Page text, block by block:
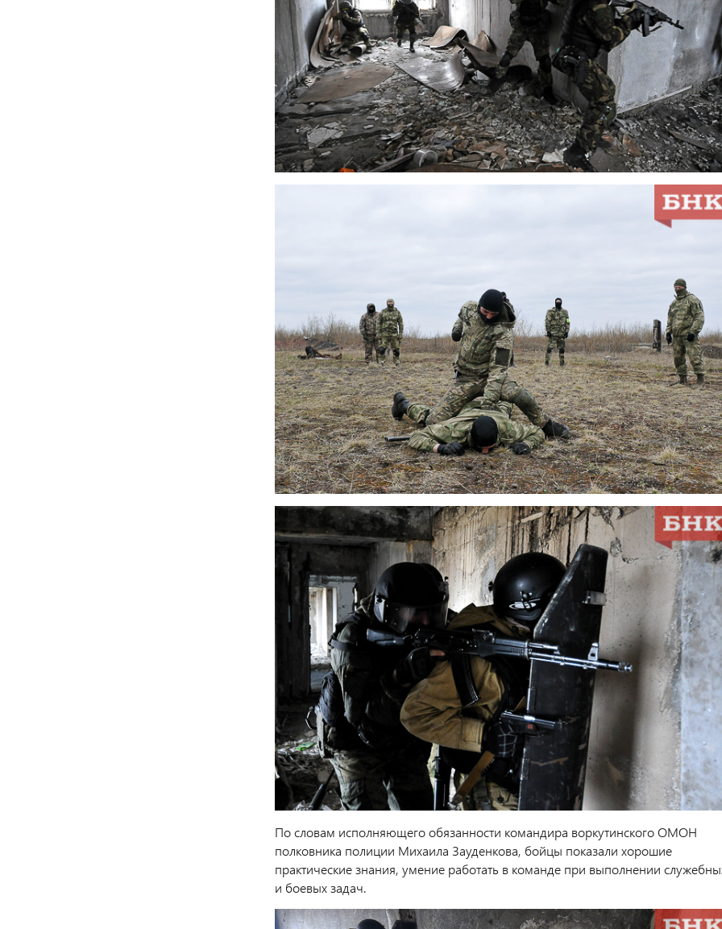
По словам исполняющего обязанности командира воркутинского ОМОН
полковника полиции Михаила Зауденкова, бойцы показали хорошие
практические знания, умение работать в команде при выполнении
и боевых задач.